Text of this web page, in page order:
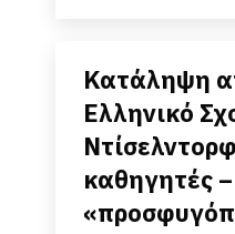
Κατάληψη
Ελληνικό
καθηγητές